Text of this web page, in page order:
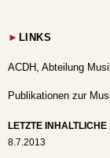
► LINKS
ACDH, Abteilung
Publikationen zur
LETZTE
8.7.2013